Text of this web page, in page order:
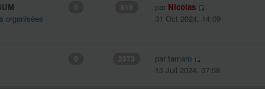
organisées
0 818 par Nicolas
31 Oct 2024, 14:09
0 2373 partamaro
15 Juil 2024, 07:58